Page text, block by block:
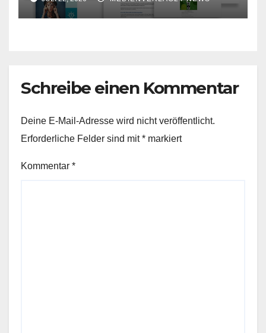
Schreibe einen Kommentar
Deine E-Mail-Adresse wird nicht veröffentlicht.
Erforderliche Felder sind mit* markiert
Kommentar *